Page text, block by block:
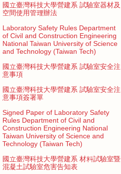
國立臺灣科技大學營建系 試驗室器材及
空間使用管理辦法
Laboratory Safety Rules Department
of Civil and Construction Engineering
National Taiwan University of Science
and Technology (Taiwan Tech)
國立臺灣科技大學營建系 試驗室安全注
意事項
國立臺灣科技大學營建系 試驗室安全注
意事項簽署單
Signed Paper of Laboratory Safety
Rules Department of Civil and
Construction Engineering National
Taiwan University of Science and
Technology (Taiwan Tech)
國立臺灣科技大學營建系 材料試驗室暨
混凝土試驗室危害告知表